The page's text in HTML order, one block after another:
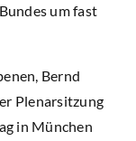
um fast
Bernd
Plenarsitzung
in München